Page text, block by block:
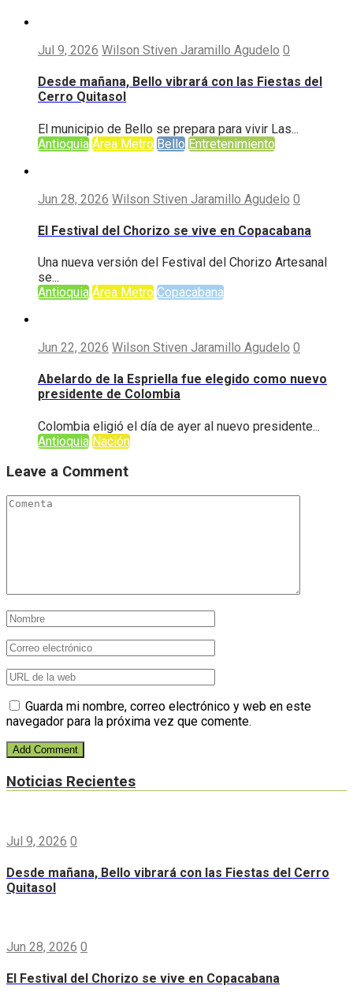
Jul 9, 2026 Wilson Stiven Jaramillo Agudelo 0
Desde mañana, Bello vibrará con las Fiestas del
Cerro Quitasol
El municipio de Bello se prepara para vivir Las...
Antioquia Área Metro Bello Entretenimiento
Jun 28, 2026 Wilson Stiven Jaramillo Agudelo 0
El Festival del Chorizo se vive en Copacabana
Una nueva versión del Festival del Chorizo Artesanal
se...
Antioquia Área Metro Copacabana
Jun 22, 2026 Wilson Stiven Jaramillo Agudelo 0
Abelardo de la Espriella fue elegido como nuevo
presidente de Colombia
Colombia eligió el día de ayer al nuevo presidente...
Antioquia Nación
Leave a Comment
Guarda mi nombre, correo electrónico y web en este
navegador para la próxima vez que comente.
Noticias Recientes
Jul 9, 2026 0
Desde mañana, Bello vibrará con las Fiestas del Cerro
Quitasol
Jun 28, 2026 0
El Festival del Chorizo se vive en Copacabana